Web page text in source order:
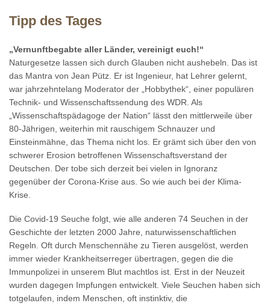
Tipp des Tages
„Vernunftbegabte aller Länder, vereinigt euch!“
Naturgesetze lassen sich durch Glauben nicht aushebeln. Das ist
das Mantra von Jean Pütz. Er ist Ingenieur, hat Lehrer gelernt,
war jahrzehntelang Moderator der „Hobbythek“, einer populären
Technik- und Wissenschaftssendung des WDR. Als
„Wissenschaftspädagoge der Nation“ lässt den mittlerweile über
80-Jährigen, weiterhin mit rauschigem Schnauzer und
Einsteinmähne, das Thema nicht los. Er grämt sich über den von
schwerer Erosion betroffenen Wissenschaftsverstand der
Deutschen. Der tobe sich derzeit bei vielen in Ignoranz
gegenüber der Corona-Krise aus. So wie auch bei der Klima-
Krise.
Die Covid-19 Seuche folgt, wie alle anderen 74 Seuchen in der
Geschichte der letzten 2000 Jahre, naturwissenschaftlichen
Regeln. Oft durch Menschennähe zu Tieren ausgelöst, werden
immer wieder Krankheitserreger übertragen, gegen die die
Immunpolizei in unserem Blut machtlos ist. Erst in der Neuzeit
wurden dagegen Impfungen entwickelt. Viele Seuchen haben sich
totgelaufen, indem Menschen, oft instinktiv, die